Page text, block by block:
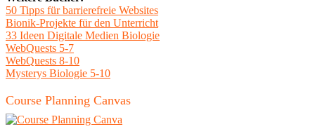
50 Tipps für barrierefreie Websites
Bionik-Projekte für den Unterricht
33 Ideen Digitale Medien Biologie
WebQuests 5-7
WebQuests 8-10
Mysterys Biologie 5-10
Course Planning Canvas